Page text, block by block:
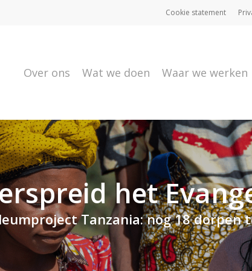
Cookie statement
Over ons Wat we doen Waar we werken
het
Tanzania: nog 18 dorpen